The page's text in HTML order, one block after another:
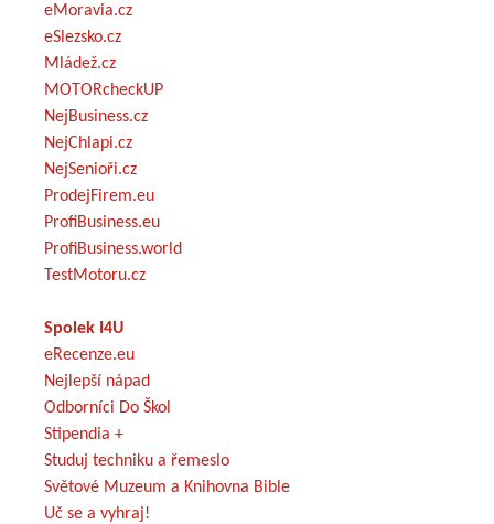
eMoravia.cz
eSlezsko.cz
Mládež.cz
MOTORcheckUP
NejBusiness.cz
NejChlapi.cz
NejSenioři.cz
ProdejFirem.eu
ProfiBusiness.eu
ProfiBusiness.world
TestMotoru.cz
Spolek I4U
eRecenze.eu
Nejlepší nápad
Odborníci Do Škol
Stipendia +
Studuj techniku a řemeslo
Světové Muzeum a Knihovna Bible
Uč se a vyhraj!